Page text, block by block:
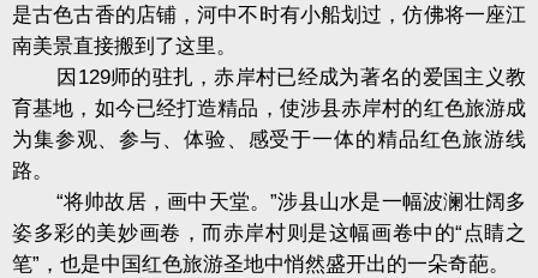
是古色古香的店铺，河中不时有小船划过，仿佛将一座江
南美景直接搬到了这里。
因129师的驻扎，赤岸村已经成为著名的爱国主义教
育基地，如今已经打造精品，使涉县赤岸村的红色旅游成
为集参观、参与、体验、感受于一体的精品红色旅游线
路。
“将帅故居，画中天堂。”涉县山水是一幅波澜壮阔多
姿多彩的美妙画卷，而赤岸村则是这幅画卷中的“点睛之
笔”，也是中国红色旅游圣地中悄然盛开出的一朵奇葩。